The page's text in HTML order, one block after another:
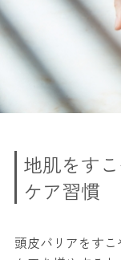
地肌をす
ケア習慣
頭皮バリアをす